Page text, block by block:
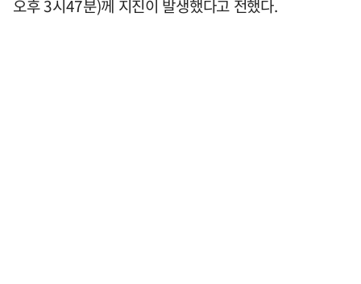
오후 3시47분)께 지진이 발생했다고 전했다.